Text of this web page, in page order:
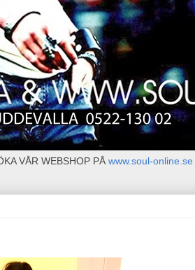
VÅR WEBSHOP PÅ www.soul-online.se